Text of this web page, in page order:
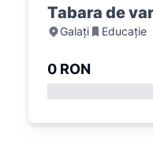
Tabara de
Galați Educație
0 RON